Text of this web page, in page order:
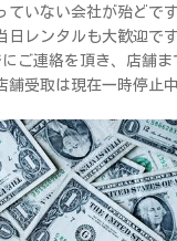
ていない会社が殆どで
日レンタルも大歓迎で
ご連絡を頂き、店舗
舗受取は現在一時停止中